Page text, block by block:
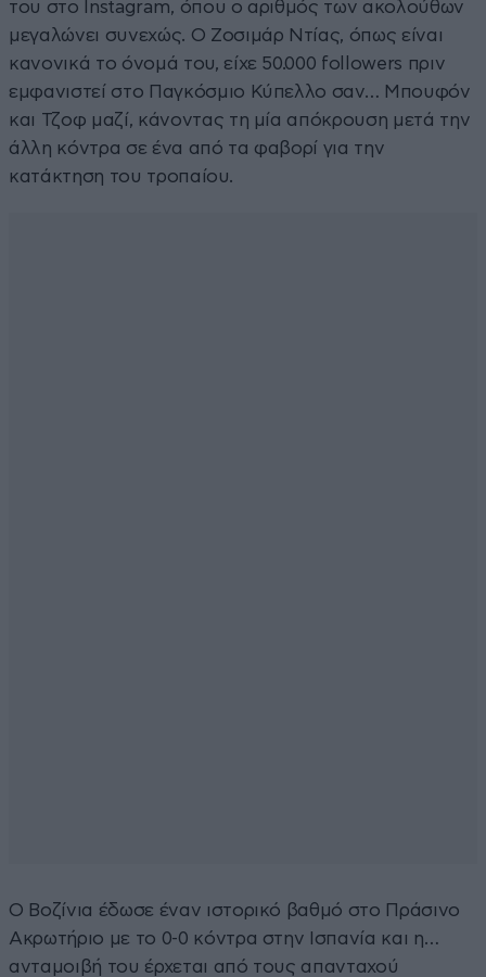
του στο Instagram, όπου ο αριθμός των ακολούθων
μεγαλώνει συνεχώς. Ο Ζοσιμάρ Ντίας, όπως είναι
κανονικά το όνομά του, είχε 50.000 followers πριν
εμφανιστεί στο Παγκόσμιο Κύπελλο σαν… Μπουφόν
και Τζοφ μαζί, κάνοντας τη μία απόκρουση μετά την
άλλη κόντρα σε ένα από τα φαβορί για την
κατάκτηση του τροπαίου.
Ο Βοζίνια έδωσε έναν ιστορικό βαθμό στο Πράσινο
Ακρωτήριο με το 0-0 κόντρα στην Ισπανία και η…
ανταμοιβή του έρχεται από τους απανταχού